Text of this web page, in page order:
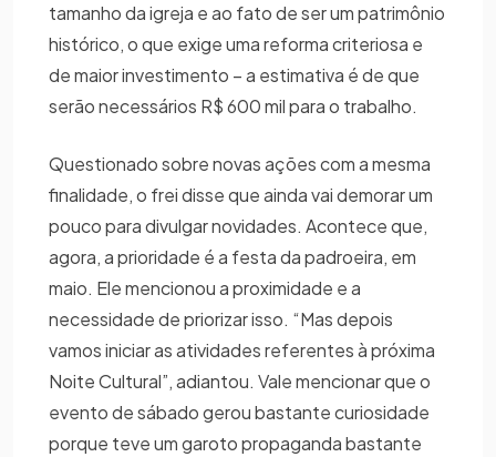
tamanho da igreja e ao fato de ser um patrimônio
histórico, o que exige uma reforma criteriosa e
de maior investimento – a estimativa é de que
serão necessários R$ 600 mil para o trabalho.
Questionado sobre novas ações com a mesma
finalidade, o frei disse que ainda vai demorar um
pouco para divulgar novidades. Acontece que,
agora, a prioridade é a festa da padroeira, em
maio. Ele mencionou a proximidade e a
necessidade de priorizar isso. “Mas depois
vamos iniciar as atividades referentes à próxima
Noite Cultural”, adiantou. Vale mencionar que o
evento de sábado gerou bastante curiosidade
porque teve um garoto propaganda bastante